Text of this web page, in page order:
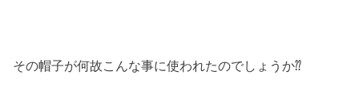
その帽子が何故こんな事に使われたのでしょうか⁇